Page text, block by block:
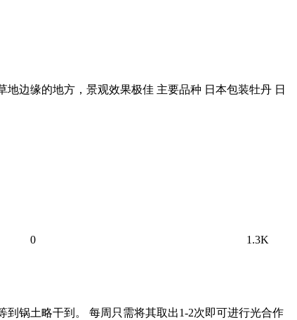
边缘的地方，景观效果极佳 主要品种 日本包装牡丹 日
0
1.3K
锅土略干到。 每周只需将其取出1-2次即可进行光合作